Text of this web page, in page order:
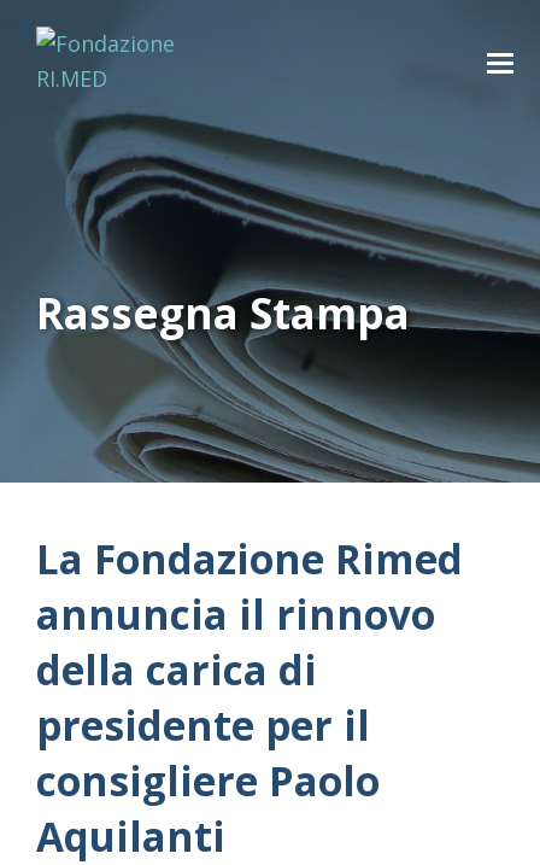
Rassegna Stampa
La Fondazione Rimed
annuncia il rinnovo
della carica di
presidente per il
consigliere Paolo
Aquilanti